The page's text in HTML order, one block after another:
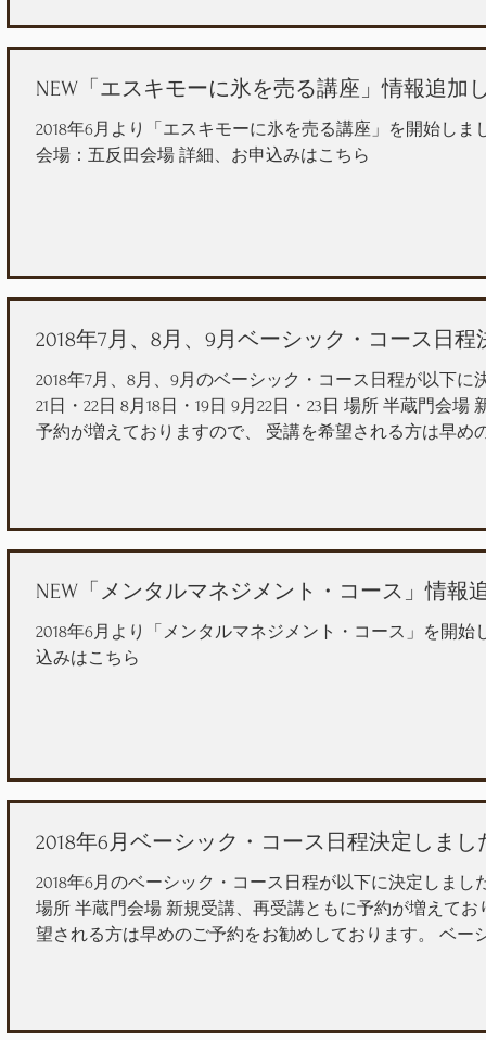
NEW「エスキモーに氷を売る講座」情報追加
2018年6月より「エスキモーに氷を売る講座」を開始しま
会場：五反田会場 詳細、お申込みはこちら
2018年7月、8月、9月ベーシック・コース日
2018年7月、8月、9月のベーシック・コース日程が以下に
21日・22日 8月18日・19日 9月22日・23日 場所 半蔵門会
予約が増えておりますので、 受講を希望される方は早め
NEW「メンタルマネジメント・コース」情報
2018年6月より「メンタルマネジメント・コース」を開始
込みはこちら
2018年6月ベーシック・コース日程決定しまし
2018年6月のベーシック・コース日程が以下に決定しまし
場所 半蔵門会場 新規受講、再受講ともに予約が増えてお
望される方は早めのご予約をお勧めしております。 ベー